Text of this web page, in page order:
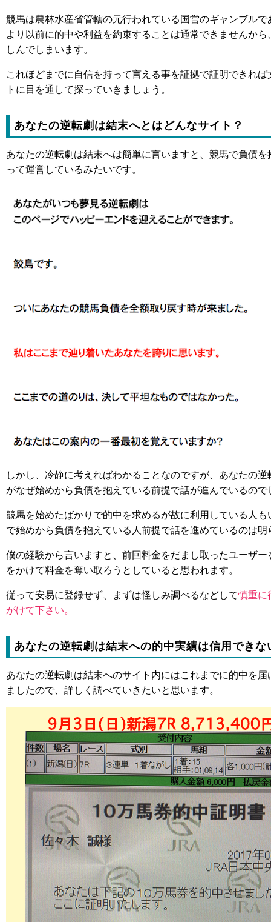
競馬は農林水産省管轄の元行われている国営のギャンブル
より以前に的中や利益を約束することは通常できませんか
しんでしまいます。
これほどまでに自信を持って言える事を証拠で証明できれ
トに目を通して探っていきましょう。
あなたの逆転劇は結末へとはどんなサイト？
あなたの逆転劇は結末へは簡単に言いますと、競馬で負債
って運営しているみたいです。
しかし、冷静に考えればわかることなのですが、あなたの
がなぜ始めから負債を抱えている前提で話が進んでいるので
競馬を始めたばかりで的中を求めるが故に利用している人
で始めから負債を抱えている人前提で話を進めているのは
僕の経験から言いますと、前回料金をだまし取ったユーザ
をかけて料金を奪い取ろうとしていると思われます。
従って安易に登録せず、まずは怪しみ調べるなどして慎重に
がけて下さい。
あなたの逆転劇は結末への的中実績は信用できな
あなたの逆転劇は結末へのサイト内にはこれまでに的中を
ましたので、詳しく調べていきたいと思います。